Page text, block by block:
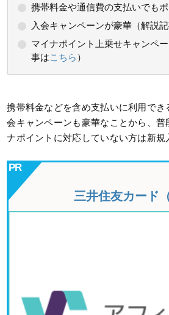
携帯料金や通信費の支払いでも
入会キャンペーンが豪華（解説
マイナポイント上乗せキャンペ
事はこちら ）
携帯料金などを含め支払いに利用でき
会キャンペーンも豪華なことから、普
ナポイントに対応していない方は新規
三井住友カード